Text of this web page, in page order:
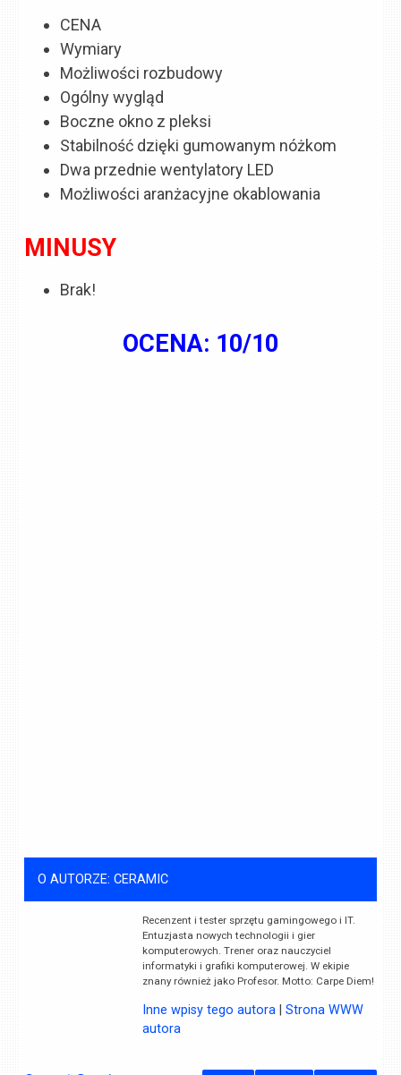
CENA
Wymiary
Możliwości rozbudowy
Ogólny wygląd
Boczne okno z pleksi
Stabilność dzięki gumowanym nóżkom
Dwa przednie wentylatory LED
Możliwości aranżacyjne okablowania
MINUSY
Brak!
OCENA: 10/10
O AUTORZE: CERAMIC
Recenzent i tester sprzętu gamingowego i IT.
Entuzjasta nowych technologii i gier
komputerowych. Trener oraz nauczyciel
informatyki i grafiki komputerowej. W ekipie
znany również jako Profesor. Motto: Carpe Diem!
Inne wpisy tego autora| Strona WWW
autora